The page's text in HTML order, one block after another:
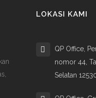
LOKASI KAMI
QP Office,
nomor 44,
Selatan